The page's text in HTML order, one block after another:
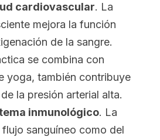
cardiovascular. La
mejora la función
de la sangre.
se combina con
yoga, también contribuye
la presión arterial alta.
inmunológico. La
sanguíneo como del